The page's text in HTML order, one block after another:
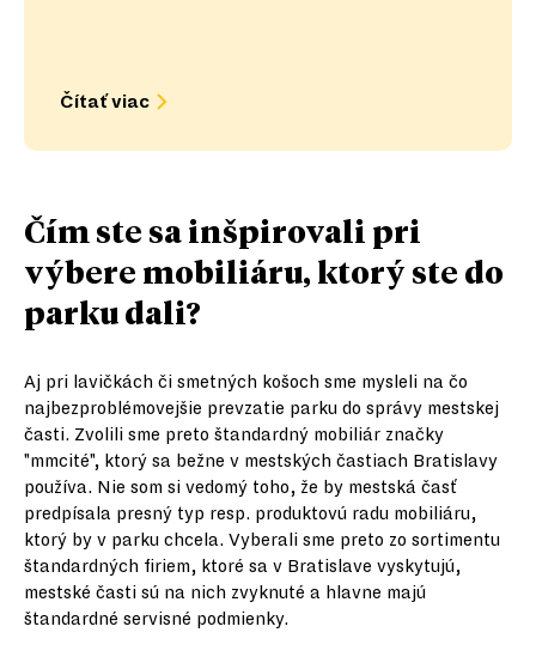
Čítať viac
Čím ste sa inšpirovali pri
výbere mobiliáru, ktorý ste do
parku dali?
Aj pri lavičkách či smetných košoch sme mysleli na čo
najbezproblémovejšie prevzatie parku do správy mestskej
časti. Zvolili sme preto štandardný mobiliár značky
"mmcité", ktorý sa bežne v mestských častiach Bratislavy
používa. Nie som si vedomý toho, že by mestská časť
predpísala presný typ resp. produktovú radu mobiliáru,
ktorý by v parku chcela. Vyberali sme preto zo sortimentu
štandardných firiem, ktoré sa v Bratislave vyskytujú,
mestské časti sú na nich zvyknuté a hlavne majú
štandardné servisné podmienky.